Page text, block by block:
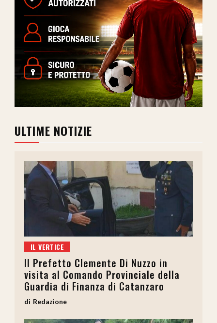
ULTIME NOTIZIE
IL VERTICE
Il Prefetto Clemente Di Nuzzo in
visita al Comando Provinciale della
Guardia di Finanza di Catanzaro
Redazione